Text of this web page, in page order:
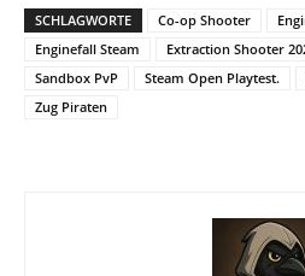
SCHLAGWORTE Co-op Shooter
Enginefall Steam
Extraction Shooter
Sandbox PvP
Steam Open Playtest.
Zug Piraten